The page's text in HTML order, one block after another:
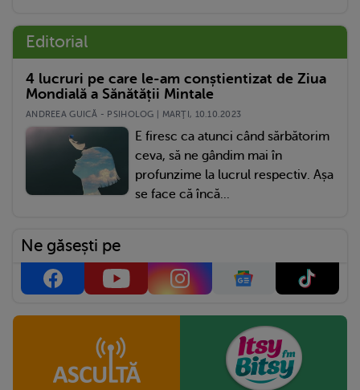
Editorial
4 lucruri pe care le-am conștientizat de Ziua
Mondială a Sănătății Mintale
ANDREEA GUICĂ - PSIHOLOG | MARŢI, 10.10.2023
E firesc ca atunci când sărbătorim
ceva, să ne gândim mai în
profunzime la lucrul respectiv. Așa
se face că încă...
Ne găsești pe